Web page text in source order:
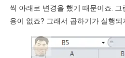
씩 아래로 변경을 했기 때문이죠. 그
용이 없죠? 그래서 곱하기가 실행되